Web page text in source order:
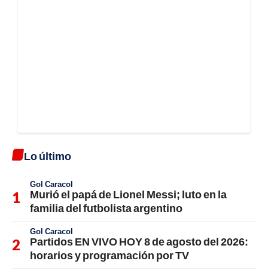
Lo último
Gol Caracol
Murió el papá de Lionel Messi; luto en la
familia del futbolista argentino
Gol Caracol
Partidos EN VIVO HOY 8 de agosto del 2026:
horarios y programación por TV